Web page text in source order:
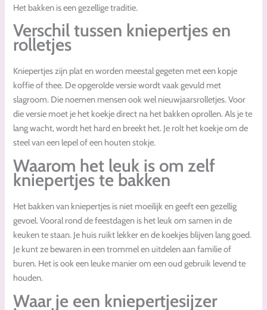
Het bakken is een gezellige traditie.
Verschil tussen kniepertjes en
rolletjes
Kniepertjes zijn plat en worden meestal gegeten met een kopje
koffie of thee. De opgerolde versie wordt vaak gevuld met
slagroom. Die noemen mensen ook wel nieuwjaarsrolletjes. Voor
die versie moet je het koekje direct na het bakken oprollen. Als je te
lang wacht, wordt het hard en breekt het. Je rolt het koekje om de
steel van een lepel of een houten stokje.
Waarom het leuk is om zelf
kniepertjes te bakken
Het bakken van kniepertjes is niet moeilijk en geeft een gezellig
gevoel. Vooral rond de feestdagen is het leuk om samen in de
keuken te staan. Je huis ruikt lekker en de koekjes blijven lang goed.
Je kunt ze bewaren in een trommel en uitdelen aan familie of
buren. Het is ook een leuke manier om een oud gebruik levend te
houden.
Waar je een kniepertjesijzer